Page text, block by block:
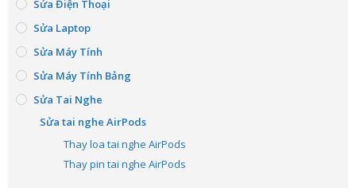
Sửa Điện Thoại
Sửa Laptop
Sửa Máy Tính
Sửa Máy Tính Bảng
Sửa Tai Nghe
Sửa tai nghe AirPods
Thay loa tai nghe AirPods
Thay pin tai nghe AirPods